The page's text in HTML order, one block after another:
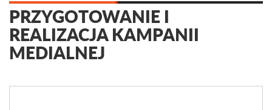
PRZYGOTOWANIE I
REALIZACJA KAMPANII
MEDIALNEJ